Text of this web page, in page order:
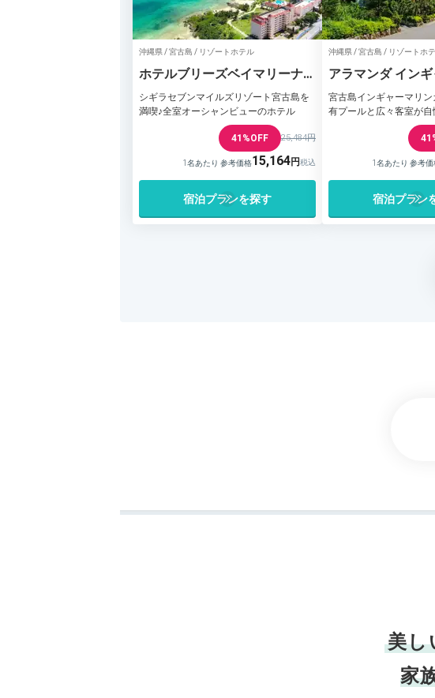
沖縄県 / 宮古島 / リゾートホテル
ホテルブリーズベイマリーナ
（宮古島）
シギラセブンマイルズリゾート宮古島を
満喫♪全室オーシャンビューのホテル
41%OFF 25,484円
1名あたり 参考価格15,164
宿泊プランを探す
沖縄県 / 宮古島 / リゾートホ
アラマンダ イン
ルヴィレッジ
宮古島インギャーマリ
有プールと広々客室が自
1名あたり 参考価
宿泊プラン
美し
家